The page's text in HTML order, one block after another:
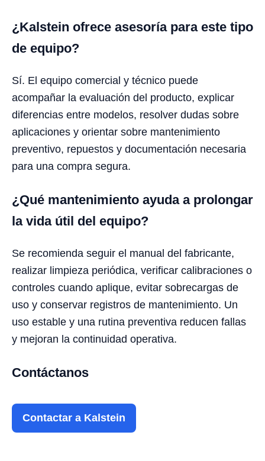
¿Kalstein ofrece asesoría para este tipo
de equipo?
Sí. El equipo comercial y técnico puede
acompañar la evaluación del producto, explicar
diferencias entre modelos, resolver dudas sobre
aplicaciones y orientar sobre mantenimiento
preventivo, repuestos y documentación necesaria
para una compra segura.
¿Qué mantenimiento ayuda a prolongar
la vida útil del equipo?
Se recomienda seguir el manual del fabricante,
realizar limpieza periódica, verificar calibraciones o
controles cuando aplique, evitar sobrecargas de
uso y conservar registros de mantenimiento. Un
uso estable y una rutina preventiva reducen fallas
y mejoran la continuidad operativa.
Contáctanos
Contactar a Kalstein